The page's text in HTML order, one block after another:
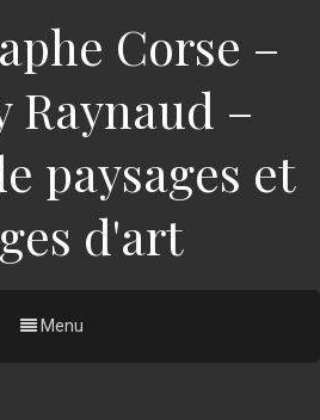
Corse –
Raynaud –
paysages et
d'art
Menu